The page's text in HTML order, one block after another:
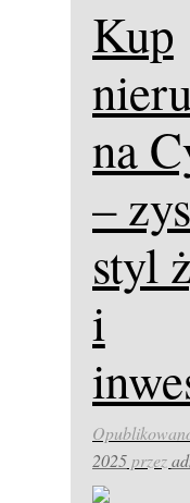
Kup
na
–
styl
i
2025przez